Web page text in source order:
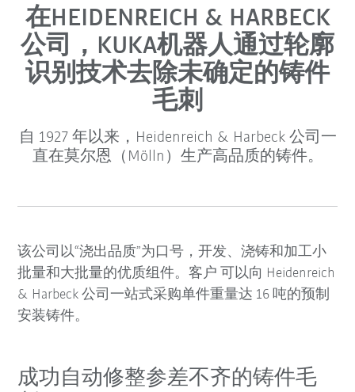
在HEIDENREICH & HARBECK
公司，KUKA机器人通过轮廓
识别技术去除未确定的铸件
毛刺
自 1927 年以来，Heidenreich & Harbeck 公司一
直在莫尔恩（Mölln）生产高品质的铸件。
该公司以“浇出品质”为口号，开发、浇铸和加工小
批量和大批量的优质组件。客户 可以向 Heidenreich
& Harbeck 公司一站式采购单件重量达 16 吨的预制
安装铸件。
成功自动修整参差不齐的铸件毛